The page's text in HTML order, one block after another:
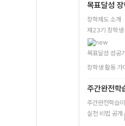
목표달성 장
장학제도 소개
제23기 장학생
목표달성 성공기
장학생 활동 가
주간완전학
주간완전학습
실천 비법 공개